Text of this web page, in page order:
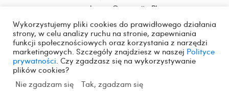
wspolpraca@mosquito.Pl
© 2026 Mosqiuto. Wszystkie prawa zastrzeżone.
Polityka prywatności
Wykorzystujemy pliki cookies do prawidłowego działania
strony, w celu analizy ruchu na stronie, zapewniania
funkcji społecznościowych oraz korzystania z narzędzi
marketingowych. Szczegóły znajdziesz w naszej Polityce
prywatności. Czy zgadzasz się na wykorzystywanie
plików cookies?
Nie zgadzam się
Tak, zgadzam się